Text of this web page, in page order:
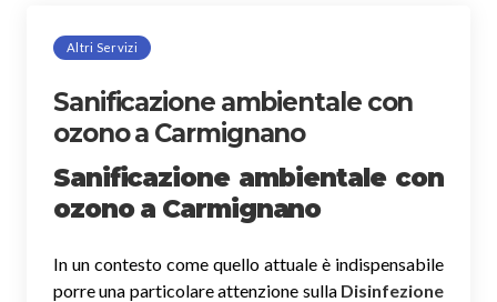
Altri Servizi
Sanificazione ambientale con
ozono a Carmignano
Sanificazione ambientale con
ozonoa Carmignano
In un contesto come quello attuale è indispensabile
porre una particolare attenzione sulla Disinfezione